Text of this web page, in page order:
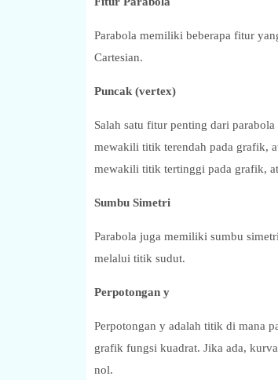
Parabola memiliki beberapa fitur
Cartesian.
Puncak (vertex)
Salah satu fitur penting dari
mewakili titik terendah pada grafik,
mewakili titik tertinggi pada grafik,
Sumbu Simetri
Parabola juga memiliki sumbu
melalui titik sudut.
Perpotongan y
Perpotongan y adalah titik di mana
grafik fungsi kuadrat. Jika ada,
nol.